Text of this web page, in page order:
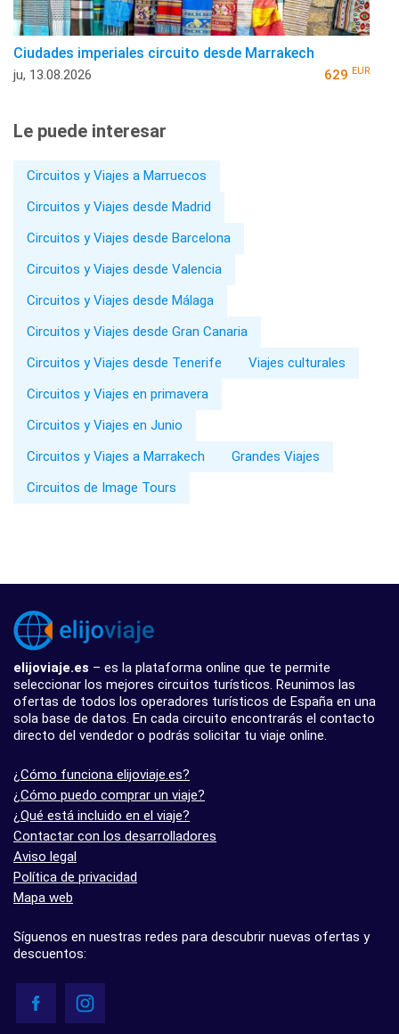
Ciudades imperiales circuito desde Marrakech
ju, 13.08.2026 629 EUR
Le puede interesar
Circuitos y Viajes a Marruecos
Circuitos y Viajes desde Madrid
Circuitos y Viajes desde Barcelona
Circuitos y Viajes desde Valencia
Circuitos y Viajes desde Málaga
Circuitos y Viajes desde Gran Canaria
Circuitos y Viajes desde Tenerife
Viajes culturales
Circuitos y Viajes en primavera
Circuitos y Viajes en Junio
Circuitos y Viajes a Marrakech
Grandes Viajes
Circuitos de Image Tours
elijoviaje.es – es la plataforma online que te permite
seleccionar los mejores circuitos turísticos. Reunimos las
ofertas de todos los operadores turísticos de España en una
sola base de datos. En cada circuito encontrarás el contacto
directo del vendedor o podrás solicitar tu viaje online.
¿Cómo funciona elijoviaje.es?
¿Cómo puedo comprar un viaje?
¿Qué está incluido en el viaje?
Contactar con los desarrolladores
Aviso legal
Política de privacidad
Mapa web
Síguenos en nuestras redes para descubrir nuevas ofertas y
descuentos: